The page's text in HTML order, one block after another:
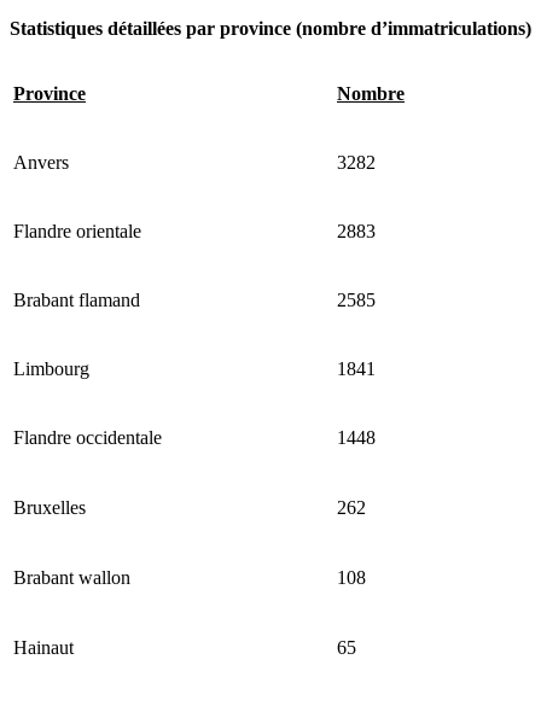
Statistiques détaillées par province (nombre d’immatriculations)
Province Nombre
Anvers 3282
Flandre orientale 2883
Brabant flamand 2585
Limbourg 1841
Flandre occidentale 1448
Bruxelles 262
Brabant wallon 108
Hainaut 65